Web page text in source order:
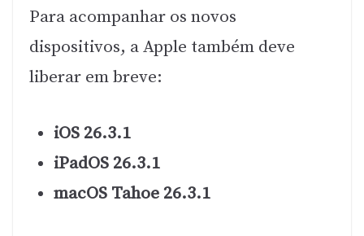
Para acompanhar os novos
dispositivos, a Apple também deve
liberar em breve:
iOS 26.3.1
iPadOS 26.3.1
macOS Tahoe 26.3.1